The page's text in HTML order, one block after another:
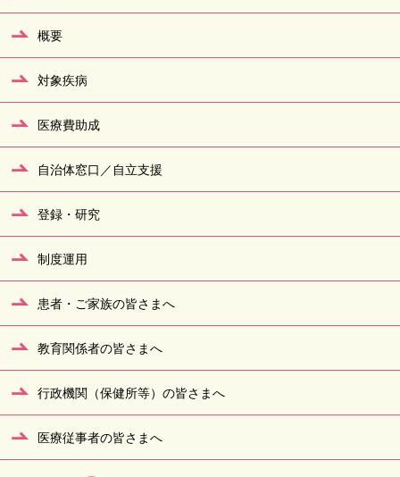
概要
対象疾病
医療費助成
自治体窓口／自立支援
登録・研究
制度運用
患者・ご家族の皆さまへ
教育関係者の皆さまへ
行政機関（保健所等）の皆さまへ
医療従事者の皆さまへ